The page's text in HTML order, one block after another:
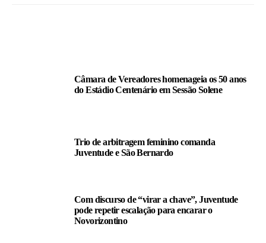
Câmara de Vereadores homenageia os 50 anos
do Estádio Centenário em Sessão Solene
Trio de arbitragem feminino comanda
Juventude e São Bernardo
Com discurso de “virar a chave”, Juventude
pode repetir escalação para encarar o
Novorizontino